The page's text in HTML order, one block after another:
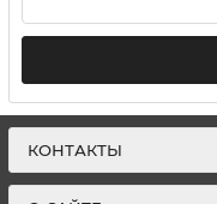
КОНТАКТЫ